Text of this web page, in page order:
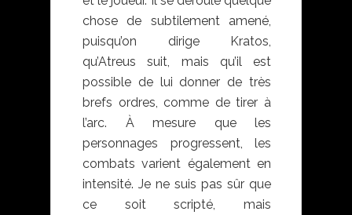
chose de subtilement amené,
puisqu’on dirige Kratos,
qu’Atreus suit, mais qu’il est
possible de lui donner de très
brefs ordres, comme de tirer à
l’arc. À mesure que les
personnages progressent, les
combats varient également en
intensité. Je ne suis pas sûr que
ce soit scripté, mais